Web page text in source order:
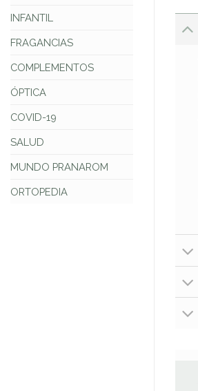
INFANTIL
FRAGANCIAS
COMPLEMENTOS
ÓPTICA
COVID-19
SALUD
MUNDO PRANAROM
ORTOPEDIA